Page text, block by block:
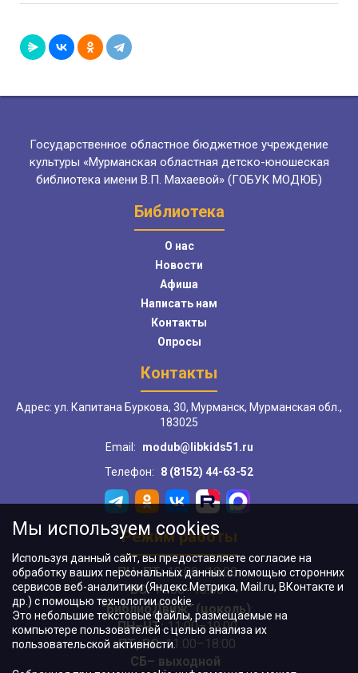
Государственное областное бюджетное учреждение
культуры «Мурманская областная детско-юношеская
библиотека имени В.П. Махаевой» (ГОБУК МОДЮБ)
Библиотека
О нас
Новости
Афиша
Написать нам
Контакты
Опросы
Контакты
Адрес: ул. Капитана Буркова, 30, Мурманск, Мурманская обл.,
183025
Email:
modub@libkids51.ru
Телефон:
8 (8152) 44-63-52
Режим работы
ПН–ПТ:10:00–18:00
ВС:11:00–18:00
"БиблиоДвиж" (цоколь):
ПН–ЧТ:11:00–19:00
ПТ, ВС:11:00–18:00
СБ– выходной
Мы используем cookies
Используя данный сайт, вы предоставляете согласие на
обработку ваших персональных данных с помощью сторонних
сервисов веб-аналитики (Яндекс.Метрика, Mail.ru, ВКонтакте и
др.) с помощью технологии cookie.
Это небольшие текстовые файлы, размещаемые на
компьютере пользователей с целью анализа их
пользовательской активности.